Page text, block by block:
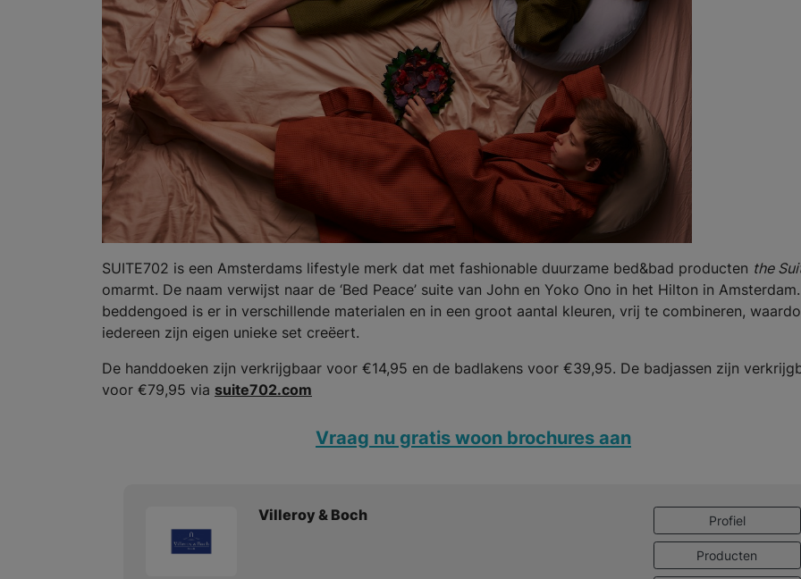
SUITE702 is een Amsterdams lifestyle merk dat met fashionable duurzame bed&bad producten the
omarmt. De naam verwijst naar de ‘Bed Peace’ suite van John en Yoko Ono in het Hilton in
beddengoed is er in verschillende materialen en in een groot aantal kleuren, vrij te combineren,
iedereen zijn eigen unieke set creëert.
De handdoeken zijn verkrijgbaar voor €14,95 en de badlakens voor €39,95. De badjassen zijn
voor €79,95 via suite702.com
Vraag nu gratis woon brochures aan
Villeroy & Boch Profiel
Producten